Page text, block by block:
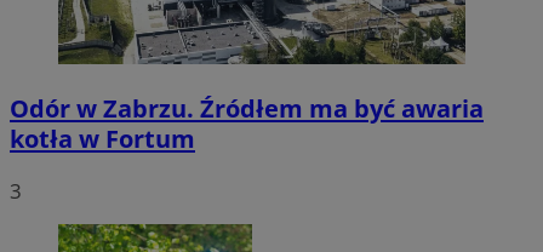
Odór w Zabrzu. Źródłem ma być awaria
kotła w Fortum
3